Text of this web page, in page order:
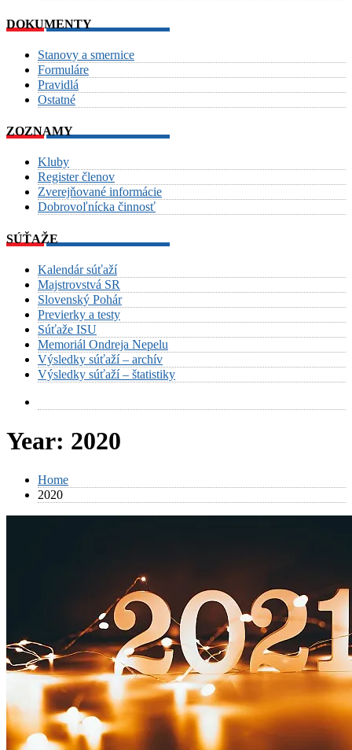
DOKUMENTY
Stanovy a smernice
Formuláre
Pravidlá
Ostatné
ZOZNAMY
Kluby
Register členov
Zverejňované informácie
Dobrovoľnícka činnosť
SÚŤAŽE
Kalendár súťaží
Majstrovstvá SR
Slovenský Pohár
Previerky a testy
Súťaže ISU
Memoriál Ondreja Nepelu
Výsledky súťaží – archív
Výsledky súťaží – štatistiky
Year: 2020
Home
2020